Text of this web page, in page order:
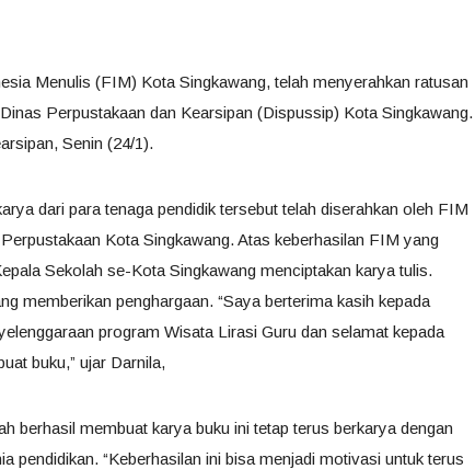
Menulis (FIM) Kota Singkawang, telah menyerahkan ratusan
Perpustakaan dan Kearsipan (Dispussip) Kota Singkawang.
Senin (24/1).
dari para tenaga pendidik tersebut telah diserahkan oleh FIM
Kota Singkawang. Atas keberhasilan FIM yang
Sekolah se-Kota Singkawang menciptakan karya tulis.
memberikan penghargaan. “Saya berterima kasih kepada
program Wisata Lirasi Guru dan selamat kepada
buku,” ujar Darnila,
berhasil membuat karya buku ini tetap terus berkarya dengan
pendidikan. “Keberhasilan ini bisa menjadi motivasi untuk terus